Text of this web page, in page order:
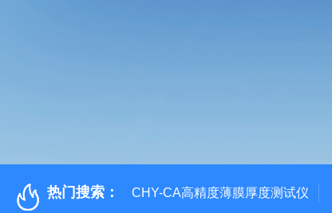
热门搜索： CHY-CA高精度薄膜厚度测试仪